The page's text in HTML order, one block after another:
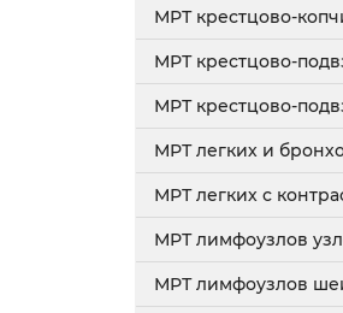
МРТ крестцово-
МРТ крестцово-
МРТ крестцово-
МРТ легких и
МРТ легких с
МРТ лимфоузлов
МРТ лимфоузлов